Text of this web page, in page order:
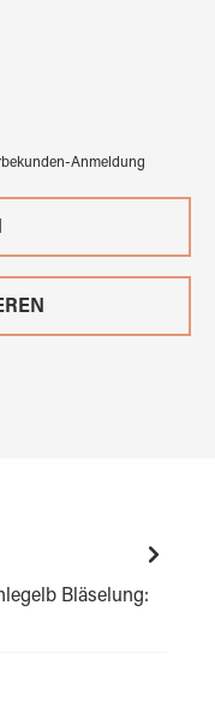
Anmeldung
Bläselung: